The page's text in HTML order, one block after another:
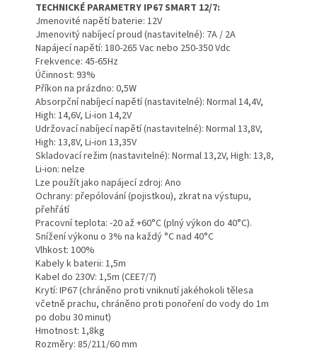
TECHNICKÉ PARAMETRY IP67 SMART 12/7:
Jmenovité napětí baterie: 12V
Jmenovitý nabíjecí proud (nastavitelné): 7A / 2A
Napájecí napětí: 180-265 Vac nebo 250-350 Vdc
Frekvence: 45-65Hz
Účinnost: 93%
Příkon na prázdno: 0,5W
Absorpční nabíjecí napětí (nastavitelné): Normal 14,4V,
High: 14,6V, Li-ion 14,2V
Udržovací nabíjecí napětí (nastavitelné): Normal 13,8V,
High: 13,8V, Li-ion 13,35V
Skladovací režim (nastavitelné): Normal 13,2V, High: 13,8,
Li-ion: nelze
Lze použít jako napájecí zdroj: Ano
Ochrany: přepólování (pojistkou), zkrat na výstupu,
přehřátí
Pracovní teplota: -20 až +60°C (plný výkon do 40°C).
Snížení výkonu o 3% na každý °C nad 40°C
Vlhkost: 100%
Kabely k baterii: 1,5m
Kabel do 230V: 1,5m (CEE7/7)
Krytí: IP67 (chráněno proti vniknutí jakéhokoli tělesa
včetně prachu, chráněno proti ponoření do vody do 1m
po dobu 30 minut)
Hmotnost: 1,8kg
Rozměry: 85/211/60 mm